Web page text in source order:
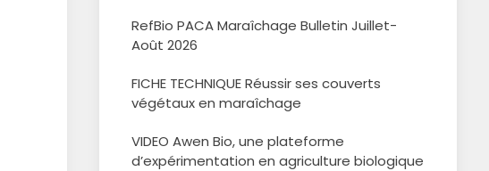
RefBio PACA Maraîchage Bulletin Juillet-
Août 2026
FICHE TECHNIQUE Réussir ses couverts
végétaux en maraîchage
VIDEO Awen Bio, une plateforme
d’expérimentation en agriculture biologique